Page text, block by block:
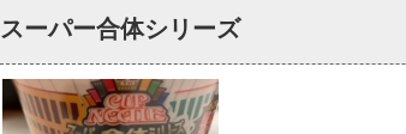
スーパー合体シリーズ